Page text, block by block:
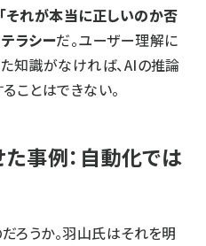
「それが本当に正しいのか否
ラシーだ。ユーザー理解に
知識がなければ、AIの推論
ことはできない。
事例：自動化では
ろうか。羽山氏はそれを明